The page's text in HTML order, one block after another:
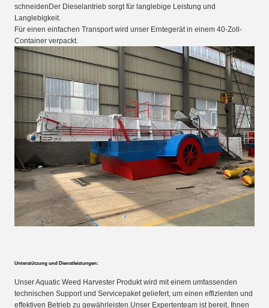
schneidenDer Dieselantrieb sorgt für langlebige Leistung und
Langlebigkeit.
Für einen einfachen Transport wird unser Erntegerät in einem 40-Zoll-
Container verpackt.
Unterstützung und Dienstleistungen:
Unser Aquatic Weed Harvester Produkt wird mit einem umfassenden
technischen Support und Servicepaket geliefert, um einen effizienten und
effektiven Betrieb zu gewährleisten.Unser Expertenteam ist bereit, Ihnen